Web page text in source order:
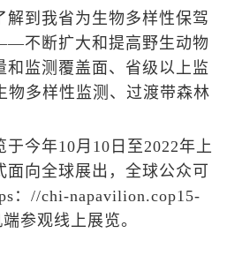
到我省为生物多样性保驾
不断扩大和提高野生动物
和监测覆盖面、省级以上监
物多样性监测、过渡带森林
今年10月10日至2022年上
向全球展出，全球公众可
：//chi-napavilion.cop15-
参观线上展览。